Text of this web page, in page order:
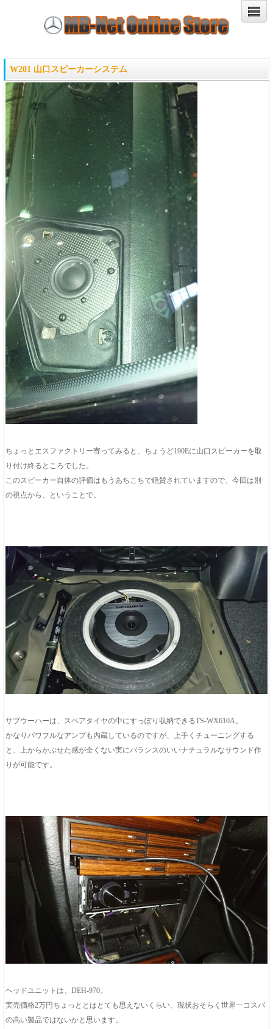
W201 山口スピーカーシステム
ちょっとエスファクトリー寄ってみると、ちょうど190Eに山口スピーカーを取
り付け終るところでした。
このスピーカー自体の評価はもうあちこちで絶賛されていますので、今回は別
の視点から、ということで。
サブウーハーは、スペアタイヤの中にすっぽり収納できるTS-WX610A。
かなりパワフルなアンプも内蔵しているのですが、上手くチューニングする
と、上からかぶせた感が全くない実にバランスのいいナチュラルなサウンド作
りが可能です。
ヘッドユニットは、DEH-970。
実売価格2万円ちょっととはとても思えないくらい、現状おそらく世界一コスパ
の高い製品ではないかと思います。